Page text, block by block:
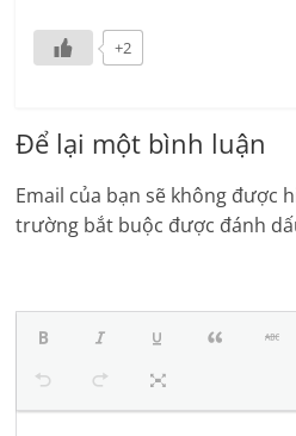
+2
Để lại một bình luận
Email của bạn sẽ không được
trường bắt buộc được đánh